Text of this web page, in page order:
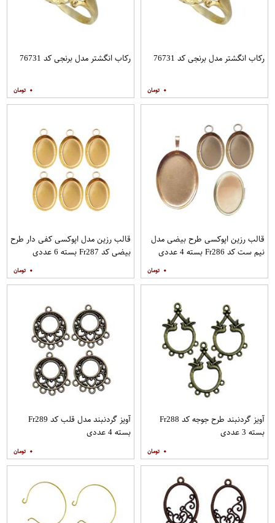
رکاب انگشتر مدل برنجی کد 76731
۰
رکاب انگشتر مدل برنجی کد 76731
۰
قالب رزین اپوکسی طرح بیضی مدل
نیم ست کد Fr286 بسته 4 عددی
۰
قالب رزین مدل اپوکسی کفی دار طرح
بیضی کد Fr287 بسته 6 عددی
۰
آویز گردنبند طرح جوجه کد Fr288
بسته 3 عددی
۰
آویز گردنبند مدل قلب کد Fr289
بسته 4 عددی
۰